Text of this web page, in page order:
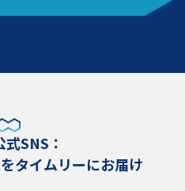
SNS：
タイムリーにお届け